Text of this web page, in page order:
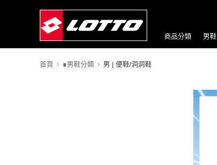
商品分類 男鞋
首頁 ∎男鞋分類 男 | 便鞋/洞洞鞋